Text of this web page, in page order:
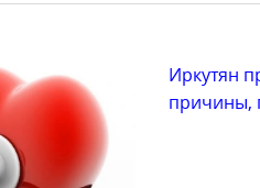
Иркутян
причины,